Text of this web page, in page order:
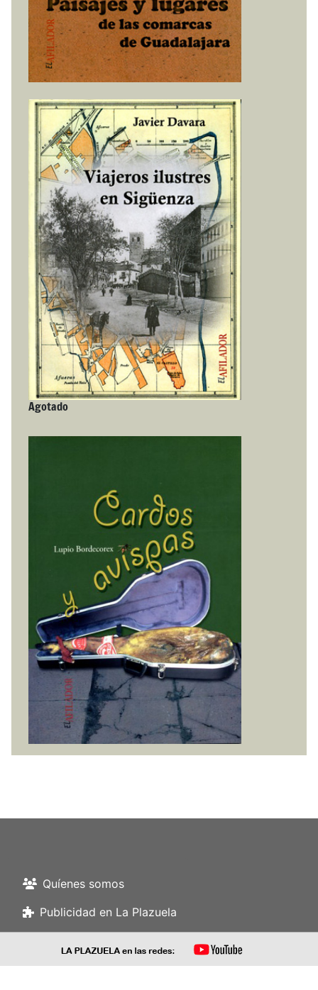
Agotado
Quíenes somos
Publicidad en La Plazuela